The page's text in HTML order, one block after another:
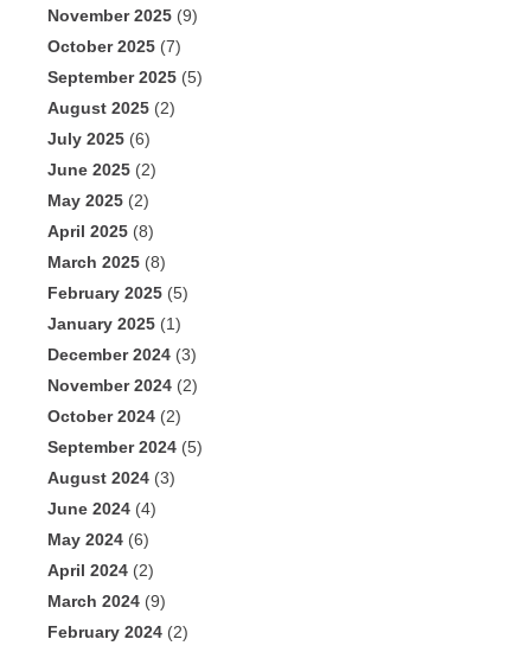
November 2025 (9)
October 2025 (7)
September 2025 (5)
August 2025 (2)
July 2025 (6)
June 2025 (2)
May 2025 (2)
April 2025 (8)
March 2025 (8)
February 2025 (5)
January 2025 (1)
December 2024 (3)
November 2024 (2)
October 2024 (2)
September 2024 (5)
August 2024 (3)
June 2024 (4)
May 2024 (6)
April 2024 (2)
March 2024 (9)
February 2024 (2)